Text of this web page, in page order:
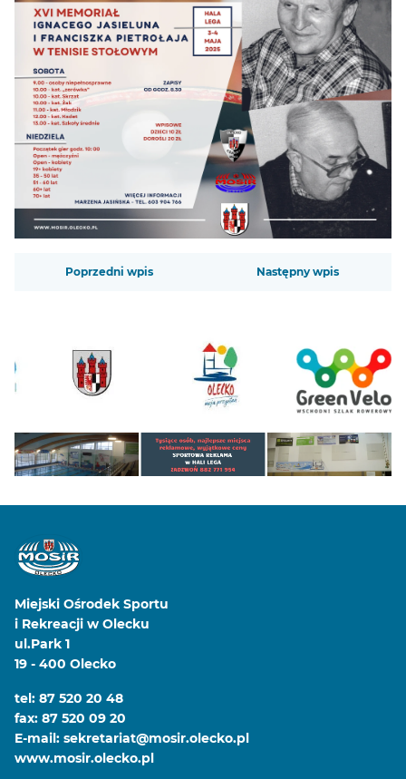
Poprzedni wpis Następny wpis
Miejski Ośrodek Sportu
i Rekreacji w Olecku
ul.Park 1
19 - 400 Olecko
tel: 87 520 20 48
fax: 87 520 09 20
E-mail: sekretariat@mosir.olecko.pl
www.mosir.olecko.pl